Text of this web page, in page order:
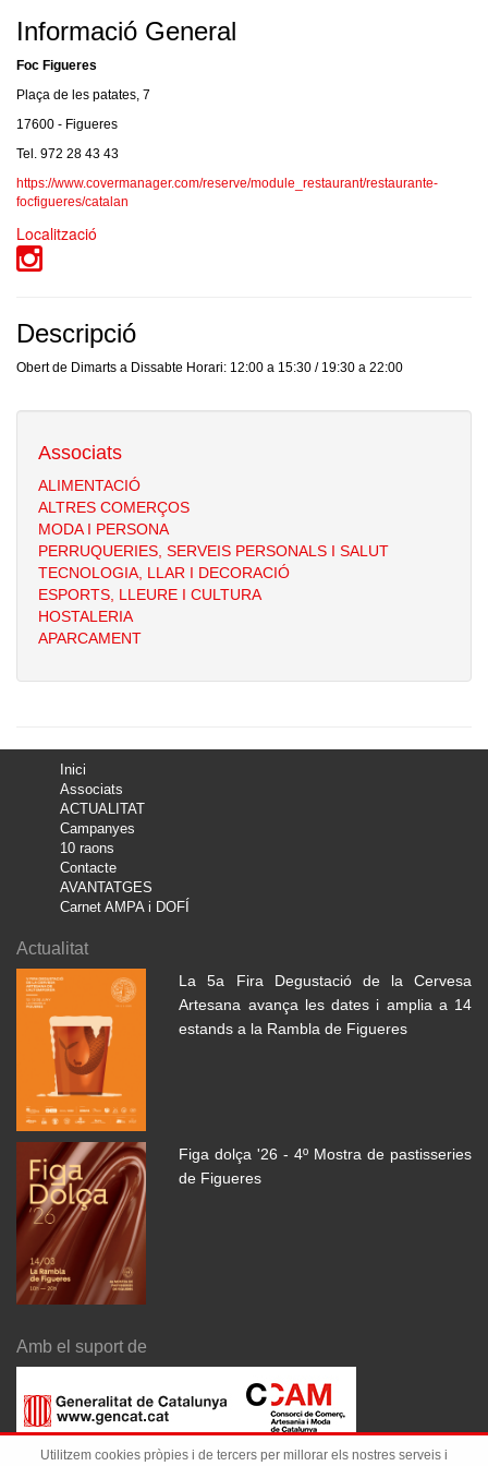
Informació General
Foc Figueres
Plaça de les patates, 7
17600 - Figueres
Tel. 972 28 43 43
https://www.covermanager.com/reserve/module_restaurant/restaurante-
focfigueres/catalan
Localització
Descripció
Obert de Dimarts a Dissabte Horari: 12:00 a 15:30 / 19:30 a 22:00
Associats
ALIMENTACIÓ
ALTRES COMERÇOS
MODA I PERSONA
PERRUQUERIES, SERVEIS PERSONALS I SALUT
TECNOLOGIA, LLAR I DECORACIÓ
ESPORTS, LLEURE I CULTURA
HOSTALERIA
APARCAMENT
Inici
Associats
ACTUALITAT
Campanyes
10 raons
Contacte
AVANTATGES
Carnet AMPA i DOFÍ
Actualitat
La 5a Fira Degustació de la Cervesa
Artesana avança les dates i amplia a 14
estands a la Rambla de Figueres
Figa dolça '26 - 4º Mostra de pastisseries
de Figueres
Amb el suport de
Utilitzem cookies pròpies i de tercers per millorar els nostres serveis i